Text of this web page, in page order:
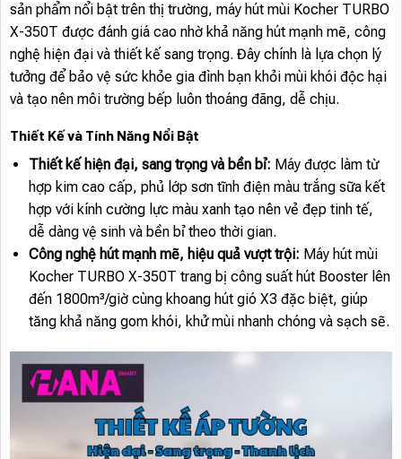
sản phẩm nổi bật trên thị trường, máy hút mùi Kocher TURBO
X-350T được đánh giá cao nhờ khả năng hút mạnh mẽ, công
nghệ hiện đại và thiết kế sang trọng. Đây chính là lựa chọn lý
tưởng để bảo vệ sức khỏe gia đình bạn khỏi mùi khói độc hại
và tạo nên môi trường bếp luôn thoáng đãng, dễ chịu.
Thiết Kế và Tính Năng Nổi Bật
Thiết kế hiện đại, sang trọng và bền bỉ: Máy được làm từ
hợp kim cao cấp, phủ lớp sơn tĩnh điện màu trắng sữa kết
hợp với kính cường lực màu xanh tạo nên vẻ đẹp tinh tế,
dễ dàng vệ sinh và bền bỉ theo thời gian.
Công nghệ hút mạnh mẽ, hiệu quả vượt trội: Máy hút mùi
Kocher TURBO X-350T trang bị công suất hút Booster lên
đến 1800m³/giờ cùng khoang hút gió X3 đặc biệt, giúp
tăng khả năng gom khói, khử mùi nhanh chóng và sạch sẽ.